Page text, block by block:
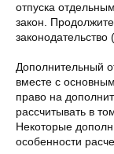
отпуска
закон.
законодательство
Дополнительный
вместе с
право на
рассчитывать в
Некоторые
особенности